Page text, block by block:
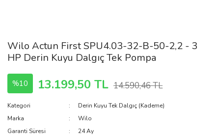
Wilo Actun First SPU4.03-32-B-50-2,2 - 3
HP Derin Kuyu Dalgıç Tek Pompa
%10 13.199,50 TL 14.590,46 TL
Kategori
Derin Kuyu Tek Dalgıç (Kademe)
Marka
Wilo
Garanti Süresi
24 Ay